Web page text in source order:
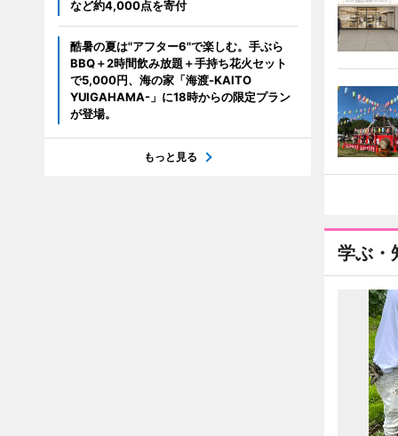
学ぶ・
など約4,000点を寄付
酷暑の夏は"アフター6"で楽しむ。手ぶら
BBQ＋2時間飲み放題＋手持ち花火セット
で5,000円、海の家「海渡-KAITO
YUIGAHAMA-」に18時からの限定プラン
が登場。
もっと見る